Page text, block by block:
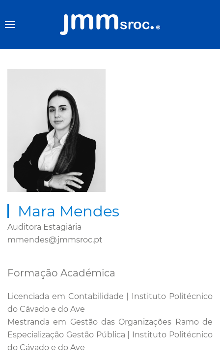
Mara Mendes
Auditora Estagiária
mmendes@jmmsroc.pt
Formação Académica
Licenciada em Contabilidade | Instituto Politécnico
do Cávado e do Ave
Mestranda em Gestão das Organizações Ramo de
Especialização Gestão Pública | Instituto Politécnico
do Cávado e do Ave